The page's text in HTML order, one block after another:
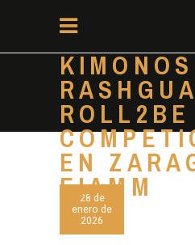
EN
EIAMM
28 de
enero de
2026